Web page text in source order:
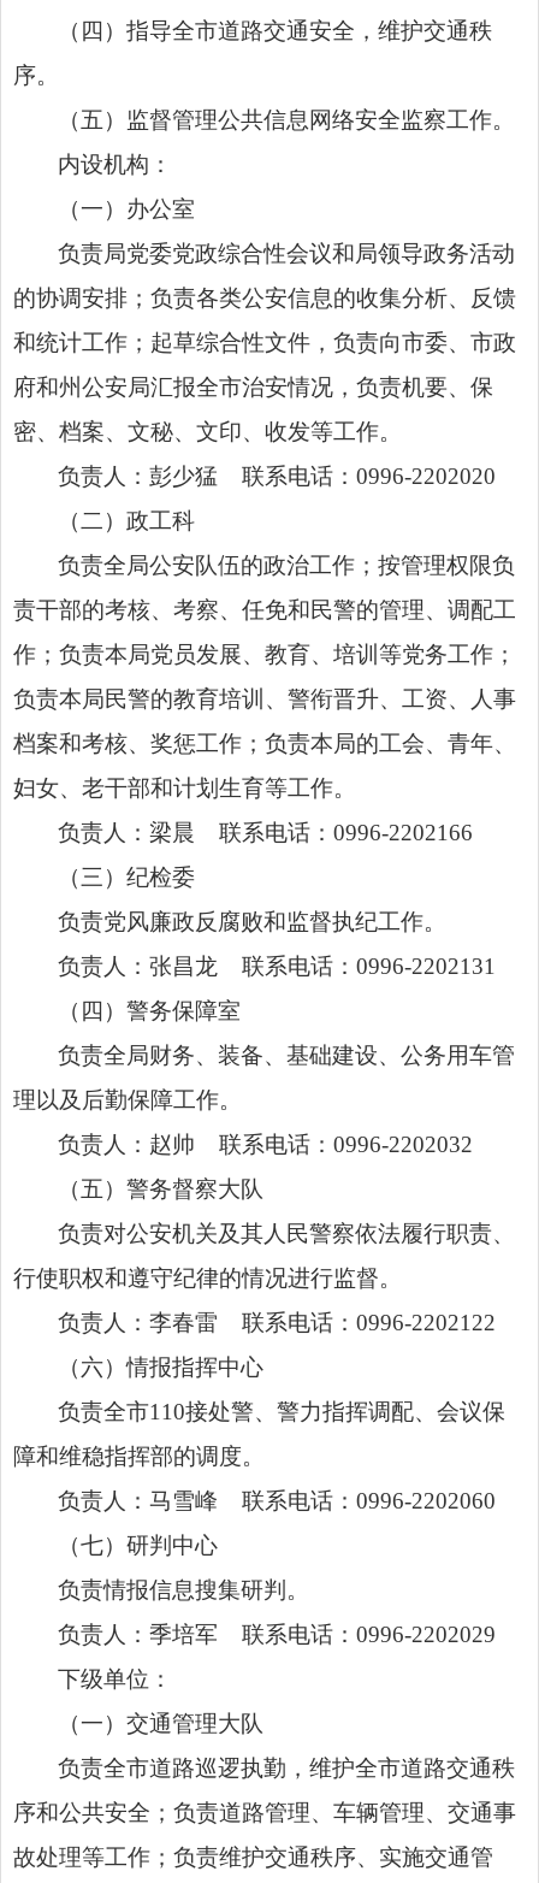
（四）指导全市道路交通安全，维护交通秩
序。
（五）监督管理公共信息网络安全监察工作。
内设机构：
（一）办公室
负责局党委党政综合性会议和局领导政务活动
的协调安排；负责各类公安信息的收集分析、反馈
和统计工作；起草综合性文件，负责向市委、市政
府和州公安局汇报全市治安情况，负责机要、保
密、档案、文秘、文印、收发等工作。
负责人：彭少猛 联系电话：0996-2202020
（二）政工科
负责全局公安队伍的政治工作；按管理权限负
责干部的考核、考察、任免和民警的管理、调配工
作；负责本局党员发展、教育、培训等党务工作；
负责本局民警的教育培训、警衔晋升、工资、人事
档案和考核、奖惩工作；负责本局的工会、青年、
妇女、老干部和计划生育等工作。
负责人：梁晨 联系电话：0996-2202166
（三）纪检委
负责党风廉政反腐败和监督执纪工作。
负责人：张昌龙 联系电话：0996-2202131
（四）警务保障室
负责全局财务、装备、基础建设、公务用车管
理以及后勤保障工作。
负责人：赵帅 联系电话：0996-2202032
（五）警务督察大队
负责对公安机关及其人民警察依法履行职责、
行使职权和遵守纪律的情况进行监督。
负责人：李春雷 联系电话：0996-2202122
（六）情报指挥中心
负责全市110接处警、警力指挥调配、会议保
障和维稳指挥部的调度。
负责人：马雪峰 联系电话：0996-2202060
（七）研判中心
负责情报信息搜集研判。
负责人：季培军 联系电话：0996-2202029
下级单位：
（一）交通管理大队
负责全市道路巡逻执勤，维护全市道路交通秩
序和公共安全；负责道路管理、车辆管理、交通事
故处理等工作；负责维护交通秩序、实施交通管